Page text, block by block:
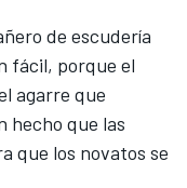
de escudería
fácil, porque el
agarre que
hecho que las
que los novatos se